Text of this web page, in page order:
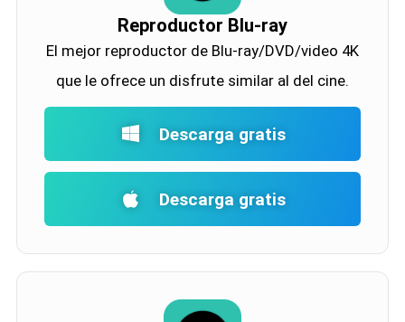
Reproductor Blu-ray
El mejor reproductor de Blu-ray/DVD/video 4K
que le ofrece un disfrute similar al del cine.
Descarga gratis
Descarga gratis